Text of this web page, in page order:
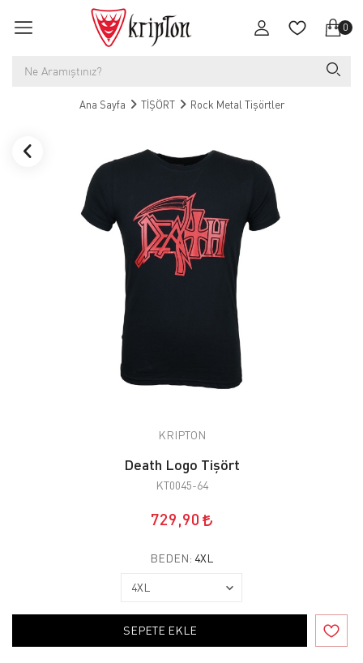
0
Ana Sayfa TİŞÖRT Rock Metal Tişörtler
KRIPTON
Death Logo Tişört
KT0045-64
729,90
BEDEN: 4XL
SEPETE EKLE